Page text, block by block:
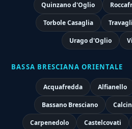
Quinzano d'Oglio
Torbole Casaglia
Urago d'Oglio
BASSA BRESCIANA ORIENTALE
Acquafredda Alfianello
Bassano Bresciano
Carpenedolo Castelcovati